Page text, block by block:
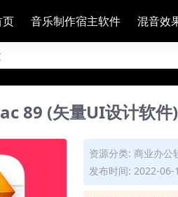
页 音乐制作宿主软件 混音效
89 (矢量UI设计软件
资源分类: 商业办公
发布时间: 2022-06-